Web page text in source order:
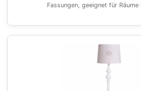
Fassungen, geeignet für Räume